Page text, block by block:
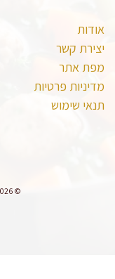
אודות
יצירת קשר
מפת אתר
מדיניות פרטיות
תנאי שימוש
© 2026 כל הזכויות שמורות לניחוח מתוק